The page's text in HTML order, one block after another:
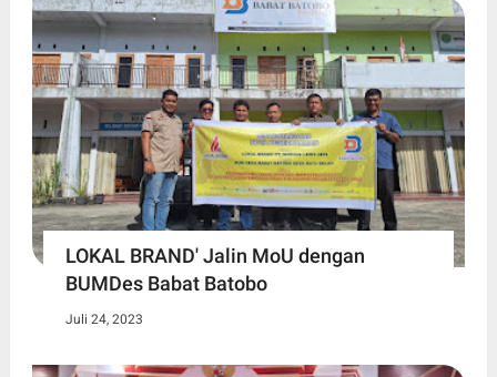
LOKAL BRAND' Jalin MoU dengan
BUMDes Babat Batobo
Juli 24, 2023